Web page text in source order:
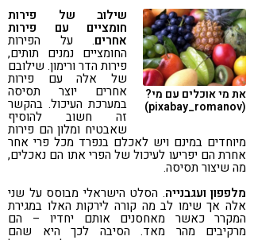
את מי אוכלים עם מי?
(pixabay_romanov)
שילוב של פירות
חומציים עם פירות
אחרים. על הפירות
החומציים נמנים תותים,
פירות הדר ורימון. שילובם
של אלה עם פירות
אחרים יוצר תסיסה
במערכת העיכול. בהקשר
זה חשוב להוסיף
שאבטיח ומלון הם פירות
מיוחדים במינם ויש לאכלם בנפרד מכל פרי אחר
אחרת הם יפריעו לעיכול של הפרי אתו הם נאכלים,
מה שיצור תסיסה.
מלפפון ועגבנייה. הסלט הישראלי מבוסס על שני
אלה אך שימו לב מה קורה לירקות האלו במגירת
המקרר כאשר מאחסנים אותם יחדיו – הם
מרקיבים מהר מאד. הסיבה לכך היא שהם